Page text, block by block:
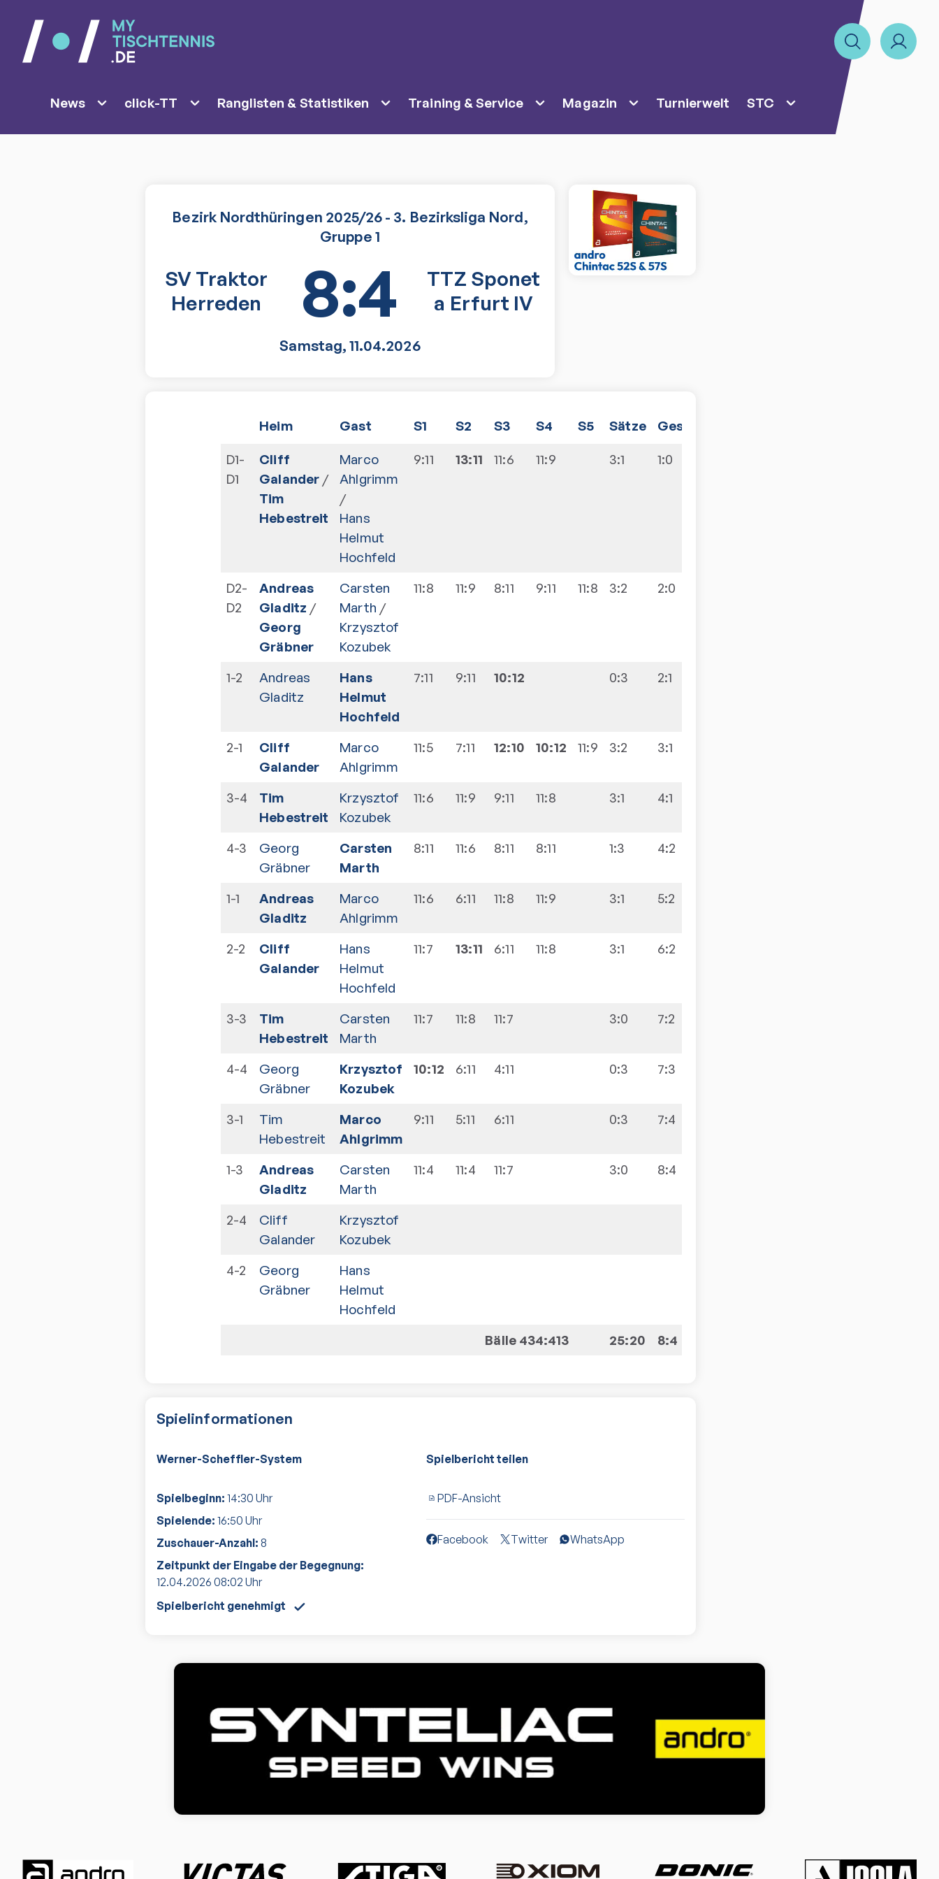
News click-TT Ranglisten & Statistiken Training & Service Magazin Turnierwelt STC
Bezirk Nordthüringen 2025/26 - 3. Bezirksliga Nord,
Gruppe 1
SV Traktor
Herreden
8:4
TTZ Sponet
a Erfurt IV
Samstag,11.04.2026
Heim Gast S1 S2 S3 S4 S5 Sätze Gesamt
D1-
D1
Cliff
Galander /
Tim
Hebestreit
Marco
Ahlgrimm
/
Hans
Helmut
Hochfeld
9:11 13:11 11:6 11:9 3:1 1:0
D2-
D2
Andreas
Gladitz /
Georg
Gräbner
Carsten
Marth /
Krzysztof
Kozubek
11:8 11:9 8:11 9:11 11:8 3:2 2:0
1-2
Andreas
Gladitz
Hans
Helmut
Hochfeld
7:11 9:11 10:12 0:3 2:1
2-1
Cliff
Galander
Marco
Ahlgrimm
11:5 7:11 12:10 10:12 11:9 3:2 3:1
3-4
Tim
Hebestreit
Krzysztof
Kozubek
11:6 11:9 9:11 11:8 3:1 4:1
4-3
Georg
Gräbner
Carsten
Marth
8:11 11:6 8:11 8:11 1:3 4:2
1-1
Andreas
Gladitz
Marco
Ahlgrimm
11:6 6:11 11:8 11:9 3:1 5:2
2-2
Cliff
Galander
Hans
Helmut
Hochfeld
11:7 13:11 6:11 11:8 3:1 6:2
3-3
Tim
Hebestreit
Carsten
Marth
11:7 11:8 11:7 3:0 7:2
4-4
Georg
Gräbner
Krzysztof
Kozubek
10:12 6:11 4:11 0:3 7:3
3-1
Tim
Hebestreit
Marco
Ahlgrimm
9:11 5:11 6:11 0:3 7:4
1-3
Andreas
Gladitz
Carsten
Marth
11:4 11:4 11:7 3:0 8:4
2-4
Cliff
Galander
Krzysztof
Kozubek
4-2
Georg
Gräbner
Hans
Helmut
Hochfeld
Bälle 434:413
25:20 8:4
Spielinformationen
Werner-Scheffler-System
Spielbeginn: 14:30 Uhr
Spielende: 16:50 Uhr
Zuschauer-Anzahl: 8
Zeitpunkt der Eingabe der Begegnung:
12.04.2026 08:02 Uhr
Spielbericht genehmigt
Spielbericht teilen
PDF-Ansicht
Facebook Twitter WhatsApp